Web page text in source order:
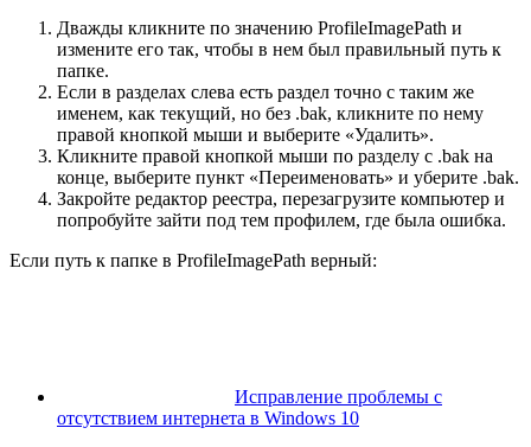
Дважды кликните по значению ProfileImagePath и
измените его так, чтобы в нем был правильный путь к
папке.
Если в разделах слева есть раздел точно с таким же
именем, как текущий, но без .bak, кликните по нему
правой кнопкой мыши и выберите «Удалить».
Кликните правой кнопкой мыши по разделу с .bak на
конце, выберите пункт «Переименовать» и уберите .bak.
Закройте редактор реестра, перезагрузите компьютер и
попробуйте зайти под тем профилем, где была ошибка.
Если путь к папке в ProfileImagePath верный:
Исправление проблемы с
отсутствием интернета в Windows 10